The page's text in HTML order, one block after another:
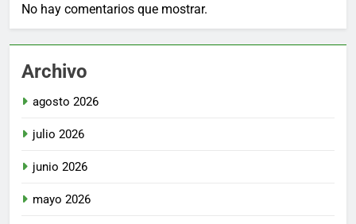
No hay comentarios que mostrar.
Archivo
agosto 2026
julio 2026
junio 2026
mayo 2026